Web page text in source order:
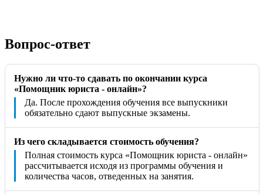
Вопрос-ответ
Нужно ли что-то сдавать по окончании курса
«Помощник юриста - онлайн»?
Да. После прохождения обучения все выпускники
обязательно сдают выпускные экзамены.
Из чего складывается стоимость обучения?
Полная стоимость курса «Помощник юриста - онлайн»
рассчитывается исходя из программы обучения и
количества часов, отведенных на занятия.